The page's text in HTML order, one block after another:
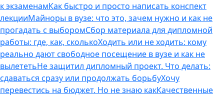
к экзаменамКак быстро и просто написать конспект
лекцииМайноры в вузе: что это, зачем нужно и как не
прогадать с выборомСбор материала для дипломной
работы: где, как, сколькоХодить или не ходить: кому
реально дают свободное посещение в вузе и как не
вылететьНе защитил дипломный проект. Что делать:
сдаваться сразу или продолжать борьбуХочу
перевестись на бюджет. Но не знаю какКачественные